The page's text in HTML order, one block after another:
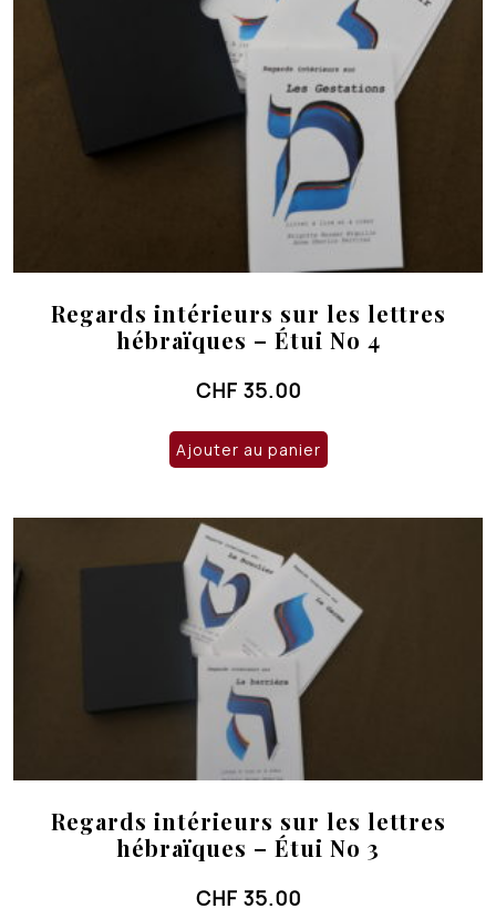
Regards intérieurs sur les lettres
hébraïques – Étui No 4
CHF 35.00
Ajouter au panier
Regards intérieurs sur les lettres
hébraïques – Étui No 3
CHF 35.00